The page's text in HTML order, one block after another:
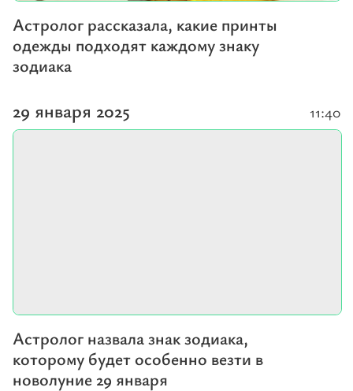
Астролог рассказала, какие принты
одежды подходят каждому знаку
зодиака
29 января 2025
Астролог назвала знак зодиака,
которому будет особенно везти в
новолуние 29 января
11:40